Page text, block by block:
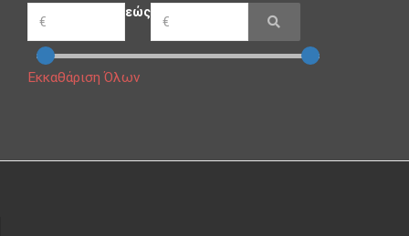
εώς
Εκκαθάριση Όλων